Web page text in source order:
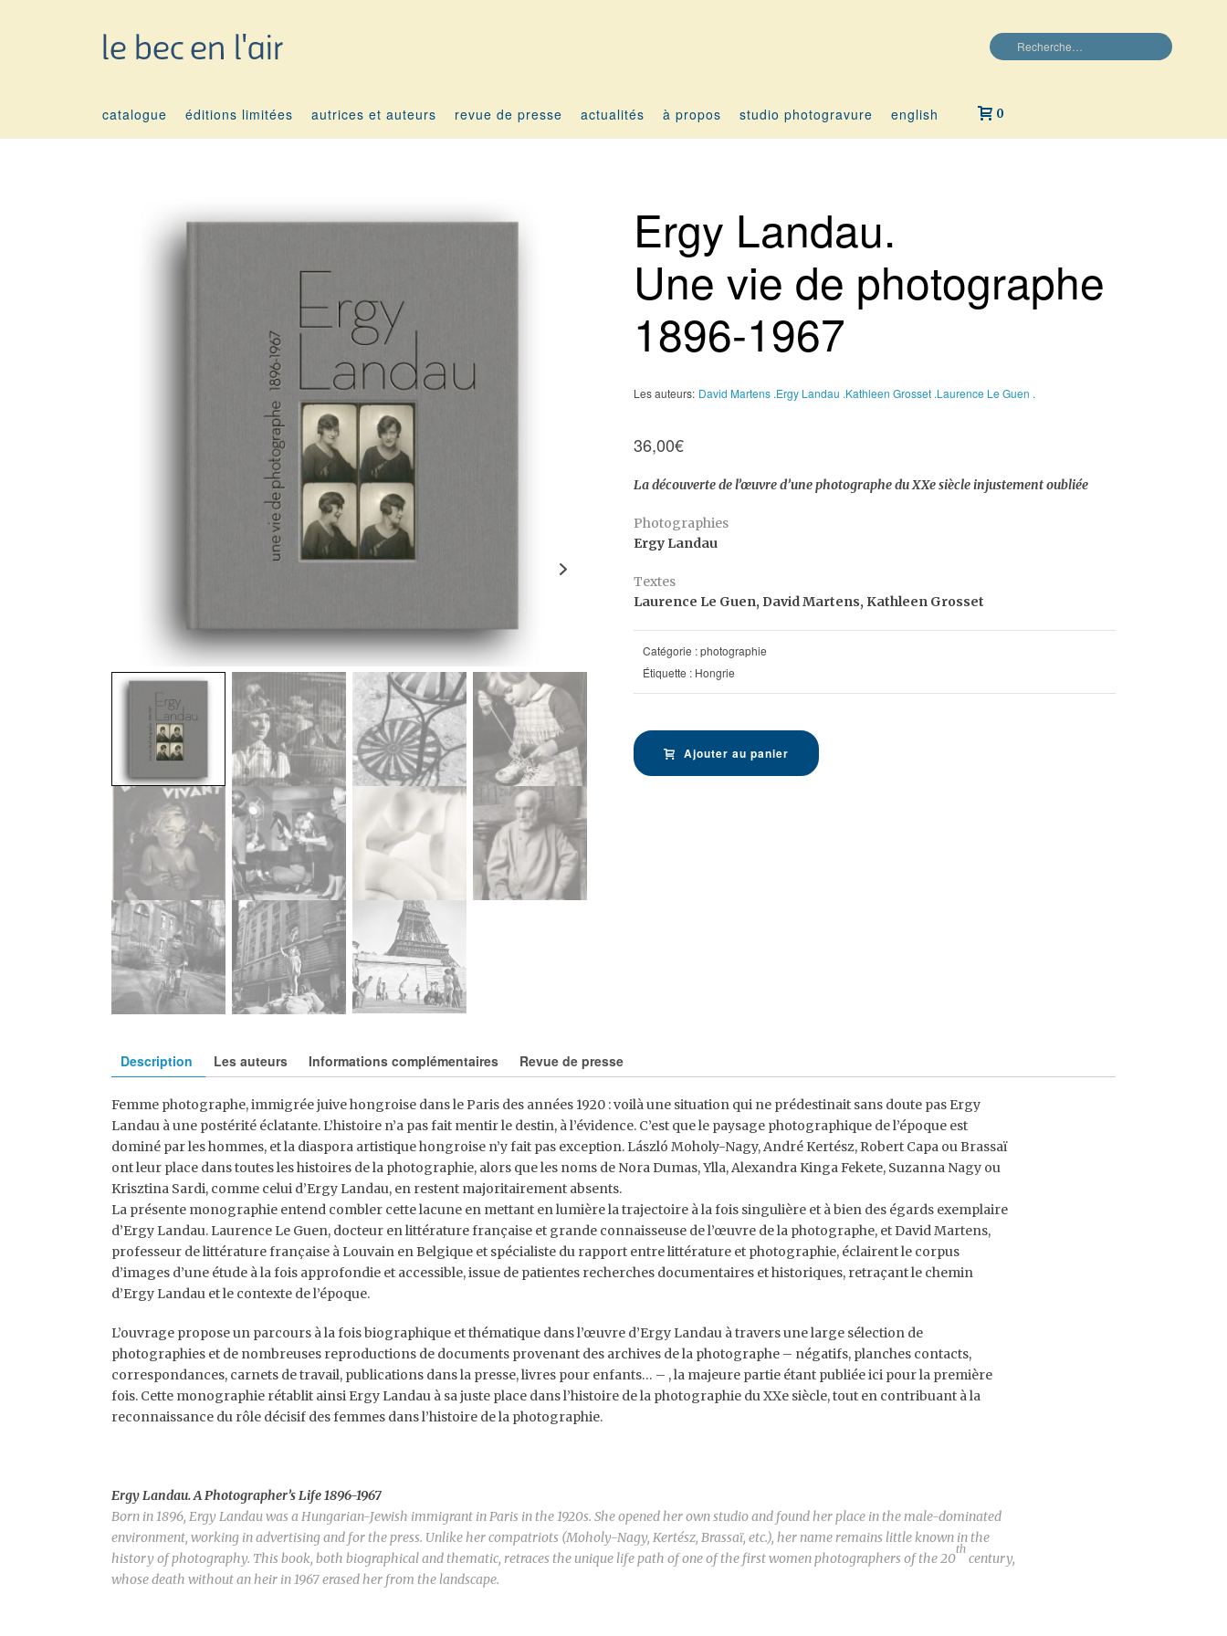
catalogue éditions limitées autrices et auteurs revue de presse actualités à propos studio photogravure english 0
Ergy Landau.
Une vie de photographe
1896-1967
Les auteurs: David Martens .Ergy Landau .Kathleen Grosset .Laurence Le Guen .
36,00€
La découverte de l’œuvre d’une photographe du XXe siècle injustement oubliée
Photographies
Ergy Landau
Textes
Laurence Le Guen, David Martens, Kathleen Grosset
Catégorie :photographie
Étiquette : Hongrie
Ajouter au panier
Description Les auteurs Informations complémentaires Revue de presse
Femme photographe, immigrée juive hongroise dans le Paris des années 1920 : voilà une situation qui ne prédestinait sans doute pas Ergy
Landau à une postérité éclatante. L’histoire n’a pas fait mentir le destin, à l’évidence. C’est que le paysage photographique de l’époque est
dominé par les hommes, et la diaspora artistique hongroise n’y fait pas exception. László Moholy-Nagy, André Kertész, Robert Capa ou Brassaï
ont leur place dans toutes les histoires de la photographie, alors que les noms de Nora Dumas, Ylla, Alexandra Kinga Fekete, Suzanna Nagy ou
Krisztina Sardi, comme celui d’Ergy Landau, en restent majoritairement absents.
La présente monographie entend combler cette lacune en mettant en lumière la trajectoire à la fois singulière et à bien des égards exemplaire
d’Ergy Landau. Laurence Le Guen, docteur en littérature française et grande connaisseuse de l’œuvre de la photographe, et David Martens,
professeur de littérature française à Louvain en Belgique et spécialiste du rapport entre littérature et photographie, éclairent le corpus
d’images d’une étude à la fois approfondie et accessible, issue de patientes recherches documentaires et historiques, retraçant le chemin
d’Ergy Landau et le contexte de l’époque.
L’ouvrage propose un parcours à la fois biographique et thématique dans l’œuvre d’Ergy Landau à travers une large sélection de
photographies et de nombreuses reproductions de documents provenant des archives de la photographe – négatifs, planches contacts,
correspondances, carnets de travail, publications dans la presse, livres pour enfants… – , la majeure partie étant publiée ici pour la première
fois. Cette monographie rétablit ainsi Ergy Landau à sa juste place dans l’histoire de la photographie du XXe siècle, tout en contribuant à la
reconnaissance du rôle décisif des femmes dans l’histoire de la photographie.
Ergy Landau.A Photographer’s Life 1896-1967
Born in 1896, Ergy Landau was a Hungarian-Jewish immigrant in Paris in the 1920s. She opened her own studio and found her place in the male-dominated
environment, working in advertising and for the press. Unlike her compatriots (Moholy-Nagy, Kertész, Brassaï, etc.), her name remains little known in the
history of photography. This book, both biographical and thematic, retraces the unique life path of one of the first women photographers of the 20
th
century,
whose death without an heir in 1967 erased her from the landscape.